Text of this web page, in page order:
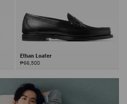
Ethan Loafer
₱66,500